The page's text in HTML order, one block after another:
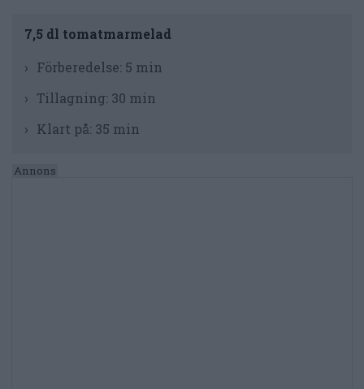
7,5 dl tomatmarmelad
Förberedelse: 5 min
Tillagning: 30 min
Klart på: 35 min